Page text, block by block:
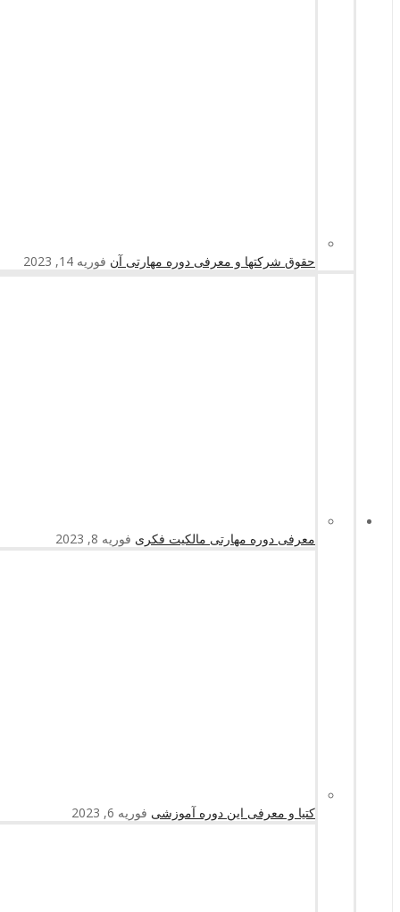
حقوق شرکتها و معرفی دوره مهارتی آن فوریه 14, 2023
معرفی دوره مهارتی مالکیت فکری فوریه 8, 2023
کتیا و معرفی این دوره آموزشی فوریه 6, 2023